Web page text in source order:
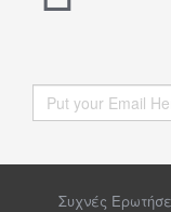
Συχνές